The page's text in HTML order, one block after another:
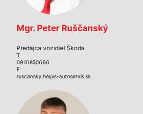
Mgr. Peter Ruščanský
Predajca vozidiel Škoda
T
0910850666
E
ruscansky.he@s-autoservis.sk